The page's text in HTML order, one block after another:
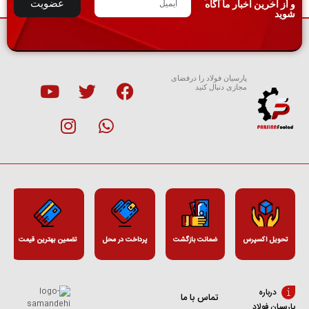
عضویت
و از آخرین اخبار ما آگاه
شوید
پارسیان فولاد را درفضای
مجازی دنبال کنید
تحویل اکسپرس ضمانت بازگشت پرداخت در محل تضمین بهترین قیمت
درباره
تماس با ما